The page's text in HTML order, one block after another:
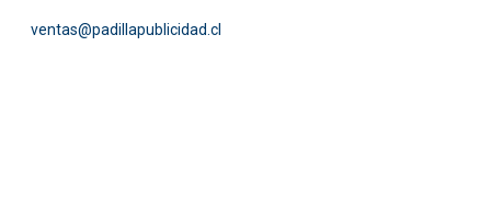
ventas@padillapublicidad.cl